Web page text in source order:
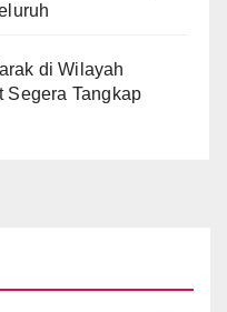
di Wilayah
Segera Tangkap